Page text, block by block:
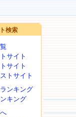
検索
サイト
サイト
トサイト
ンキング
キング